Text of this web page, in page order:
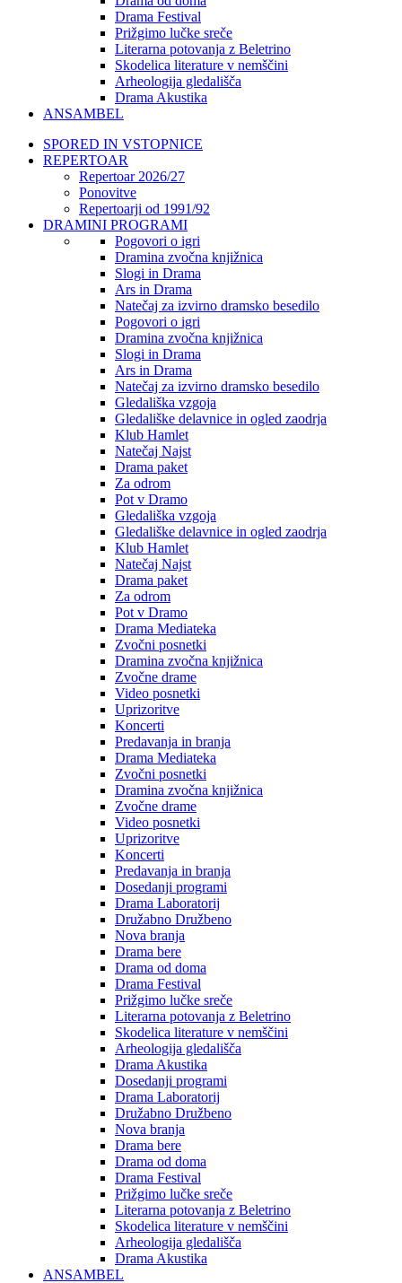
Drama Festival
Prižgimo lučke sreče
Literarna potovanja z Beletrino
Skodelica literature v nemščini
Arheologija gledališča
Drama Akustika
ANSAMBEL
SPORED IN VSTOPNICE
REPERTOAR
Repertoar 2026/27
Ponovitve
Repertoarji od 1991/92
DRAMINI PROGRAMI
Pogovori o igri
Dramina zvočna knjižnica
Slogi in Drama
Ars in Drama
Natečaj za izvirno dramsko besedilo
Pogovori o igri
Dramina zvočna knjižnica
Slogi in Drama
Ars in Drama
Natečaj za izvirno dramsko besedilo
Gledališka vzgoja
Gledališke delavnice in ogled zaodrja
Klub Hamlet
Natečaj Najst
Drama paket
Za odrom
Pot v Dramo
Gledališka vzgoja
Gledališke delavnice in ogled zaodrja
Klub Hamlet
Natečaj Najst
Drama paket
Za odrom
Pot v Dramo
Drama Mediateka
Zvočni posnetki
Dramina zvočna knjižnica
Zvočne drame
Video posnetki
Uprizoritve
Koncerti
Predavanja in branja
Drama Mediateka
Zvočni posnetki
Dramina zvočna knjižnica
Zvočne drame
Video posnetki
Uprizoritve
Koncerti
Predavanja in branja
Dosedanji programi
Drama Laboratorij
Družabno Družbeno
Nova branja
Drama bere
Drama od doma
Drama Festival
Prižgimo lučke sreče
Literarna potovanja z Beletrino
Skodelica literature v nemščini
Arheologija gledališča
Drama Akustika
Dosedanji programi
Drama Laboratorij
Družabno Družbeno
Nova branja
Drama bere
Drama od doma
Drama Festival
Prižgimo lučke sreče
Literarna potovanja z Beletrino
Skodelica literature v nemščini
Arheologija gledališča
Drama Akustika
ANSAMBEL